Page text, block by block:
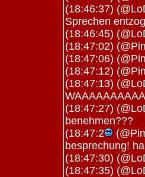
(18:46:37)
Sprechen
(18:46:45)
(18:47:02)
(18:47:06)
(18:47:12)
(18:47:13)
(18:47:27)
benehmen???
(18:47:2
besprechung!
(18:47:30)
(18:47:35)